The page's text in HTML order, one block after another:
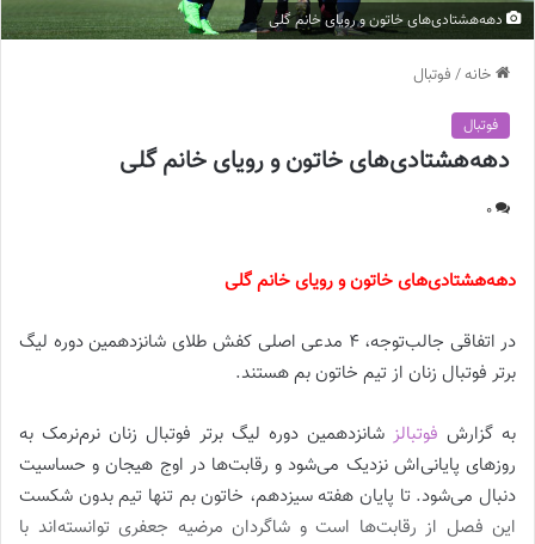
دهه‌هشتادی‌های خاتون و رویای خانم گلی
خانه/ فوتبال
فوتبال
دهه‌هشتادی‌های خاتون و رویای خانم گلی
0
دهه‌هشتادی‌های خاتون و رویای خانم گلی
در اتفاقی جالب‌توجه، 4 مدعی اصلی کفش طلای شانزدهمین دوره لیگ
برتر فوتبال زنان از تیم خاتون بم هستند.
به گزارش فوتبالز شانزدهمین دوره لیگ برتر فوتبال زنان نرم‌نرمک به
روزهای پایانی‌اش نزدیک می‌شود و رقابت‌ها در اوج هیجان و حساسیت
دنبال می‌شود. تا پایان هفته سیزدهم، خاتون بم تنها تیم بدون شکست
این فصل از رقابت‌ها است و شاگردان مرضیه جعفری توانسته‌اند با